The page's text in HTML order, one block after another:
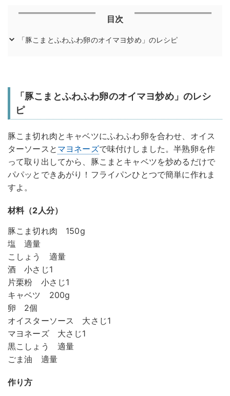
目次
「豚こまとふわふわ卵のオイマヨ炒め」のレシピ
「豚こまとふわふわ卵のオイマヨ炒め」のレシ
ピ
豚こま切れ肉とキャベツにふわふわ卵を合わせ、オイス
ターソースと マヨネーズで味付けしました。半熟卵を作
って取り出してから、豚こまとキャベツを炒めるだけで
パパッとできあがり！フライパンひとつで簡単に作れま
すよ。
材料（2人分）
豚こま切れ肉 150g
塩 適量
こしょう 適量
酒 小さじ1
片栗粉 小さじ1
キャベツ 200g
卵 2個
オイスターソース 大さじ1
マヨネーズ 大さじ1
黒こしょう 適量
ごま油 適量
作り方